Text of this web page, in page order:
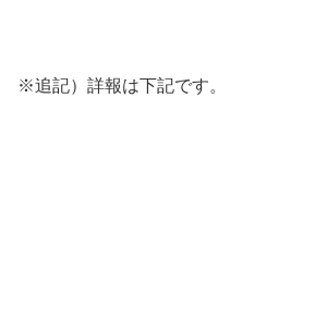
※追記）詳報は下記です。